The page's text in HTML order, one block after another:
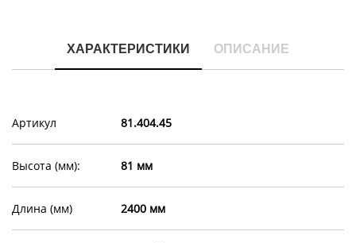
ХАРАКТЕРИСТИКИ ОПИСАНИЕ
Артикул 81.404.45
Высота (мм): 81 мм
Длина (мм) 2400 мм